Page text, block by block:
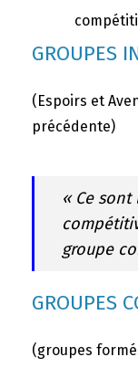
GROUPES
(Espoirs et
précédente)
« Ce
groupe
GROUPES
(groupes